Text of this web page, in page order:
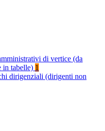
di vertice (da
in tabelle) 1
dirigenziali (dirigenti non